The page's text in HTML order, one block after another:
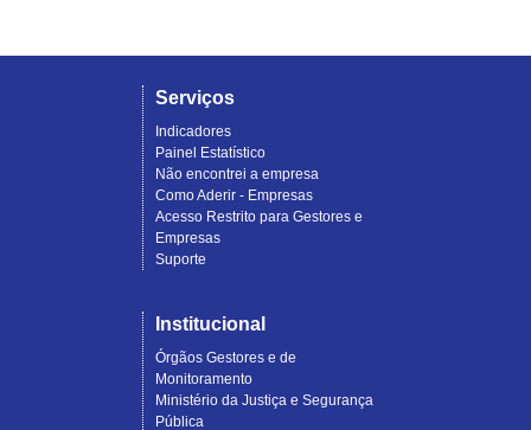
Serviços
Indicadores
Painel Estatístico
Não encontrei a empresa
Como Aderir - Empresas
Acesso Restrito para Gestores e
Empresas
Suporte
Institucional
Órgãos Gestores e de
Monitoramento
Ministério da Justiça e Segurança
Pública